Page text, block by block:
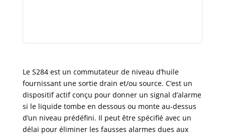
Le S284 est un commutateur de niveau d’huile
fournissant une sortie drain et/ou source. C’est un
dispositif actif conçu pour donner un signal d’alarme
si le liquide tombe en dessous ou monte au-dessus
d’un niveau prédéfini. Il peut être spécifié avec un
délai pour éliminer les fausses alarmes dues aux